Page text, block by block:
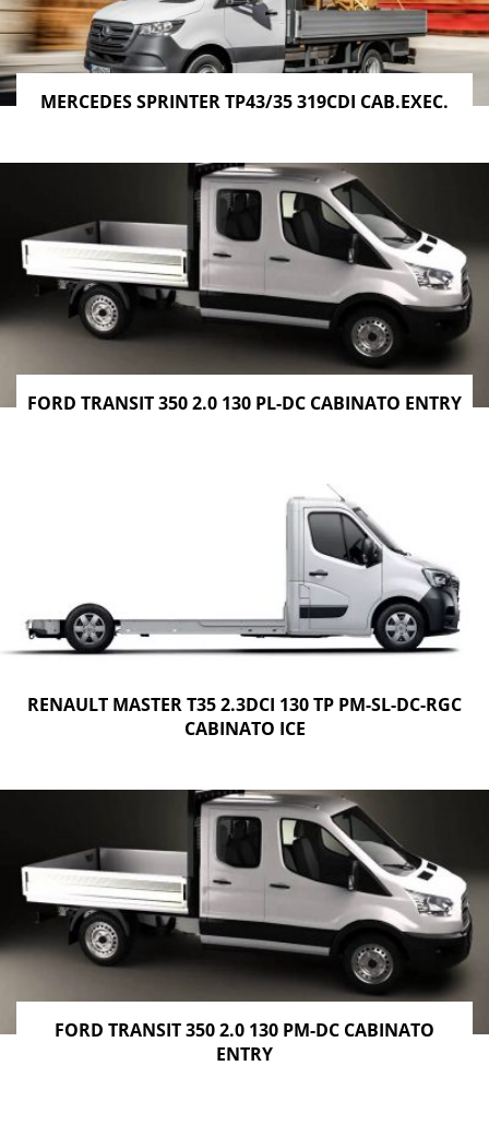
MERCEDES SPRINTER TP43/35 319CDI CAB.EXEC.
FORD TRANSIT 350 2.0 130 PL-DC CABINATO ENTRY
RENAULT MASTER T35 2.3DCI 130 TP PM-SL-DC-RGC
CABINATO ICE
FORD TRANSIT 350 2.0 130 PM-DC CABINATO
ENTRY